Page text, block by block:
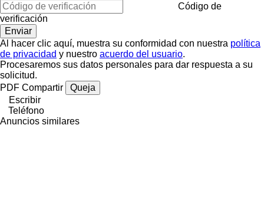
Código de
verificación
Al hacer clic aquí, muestra su conformidad con nuestra política
de privacidad y nuestro acuerdo del usuario.
Procesaremos sus datos personales para dar respuesta a su
solicitud.
PDF Compartir
Queja
Escribir
Teléfono
Anuncios similares